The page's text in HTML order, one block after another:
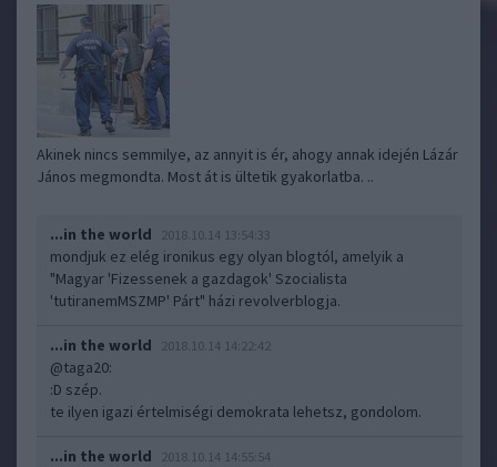
Akinek nincs semmilye, az annyit is ér, ahogy annak idején Lázár
János megmondta. Most át is ültetik gyakorlatba. ..
...in the world 2018.10.14 13:54:33
mondjuk ez elég ironikus egy olyan blogtól, amelyik a
"Magyar 'Fizessenek a gazdagok' Szocialista
'tutiranemMSZMP' Párt" házi revolverblogja.
...in the world 2018.10.14 14:22:42
@taga20:
:D szép.
te ilyen igazi értelmiségi demokrata lehetsz, gondolom.
...in the world 2018.10.14 14:55:54